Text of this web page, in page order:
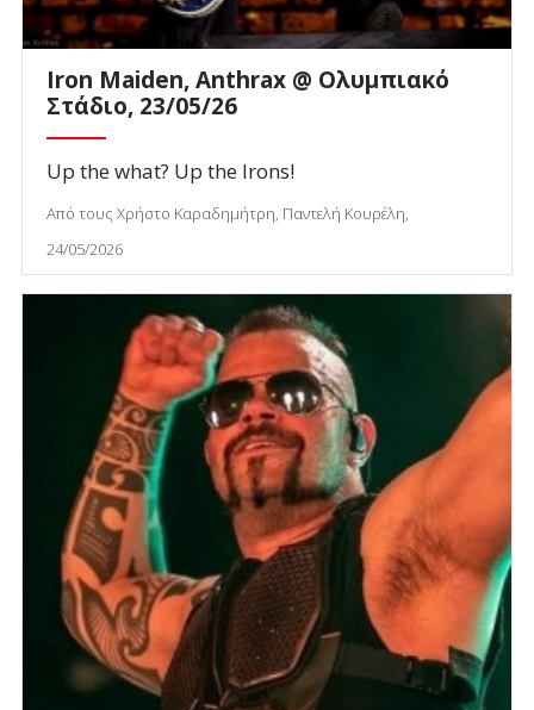
Iron Maiden, Anthrax @ Ολυμπιακό
Στάδιο, 23/05/26
Up the what? Up the Irons!
Από τους Χρήστο Καραδημήτρη, Παντελή Κουρέλη,
24/05/2026